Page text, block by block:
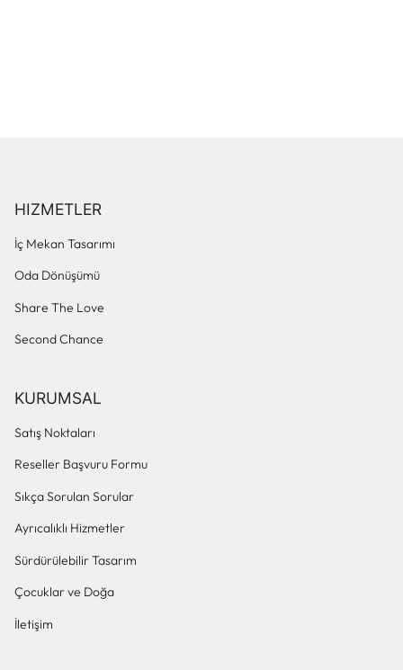
HIZMETLER
İç Mekan Tasarımı
Oda Dönüşümü
Share The Love
Second Chance
KURUMSAL
Satış Noktaları
Reseller Başvuru Formu
Sıkça Sorulan Sorular
Ayrıcalıklı Hizmetler
Sürdürülebilir Tasarım
Çocuklar ve Doğa
İletişim